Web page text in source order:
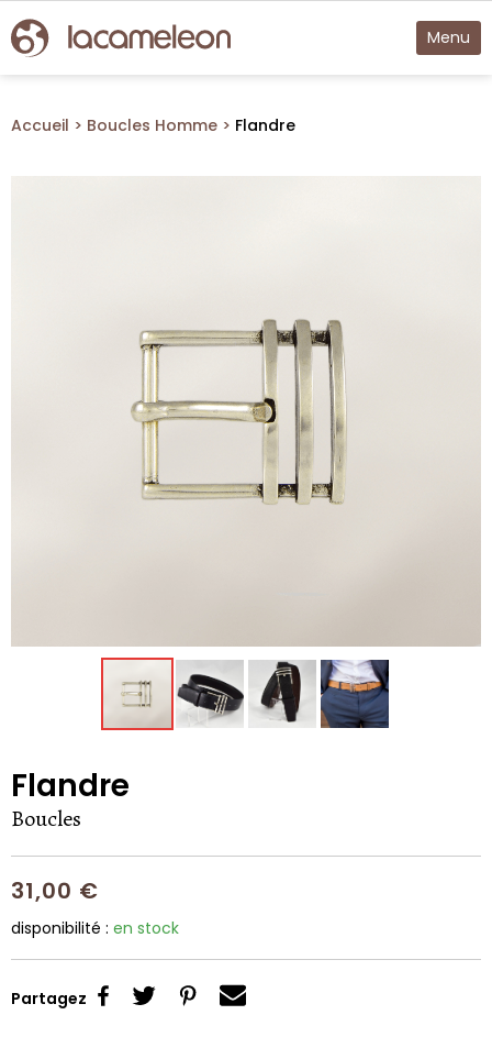
Menu
Accueil Boucles Homme Flandre
Flandre
Boucles
31,00 €
disponibilité : en stock
Partagez